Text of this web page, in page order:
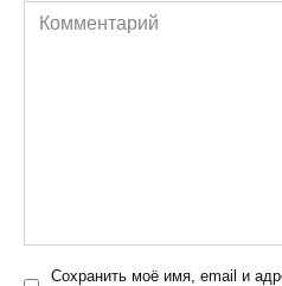
Комментарий
Сохранить моё имя, email и